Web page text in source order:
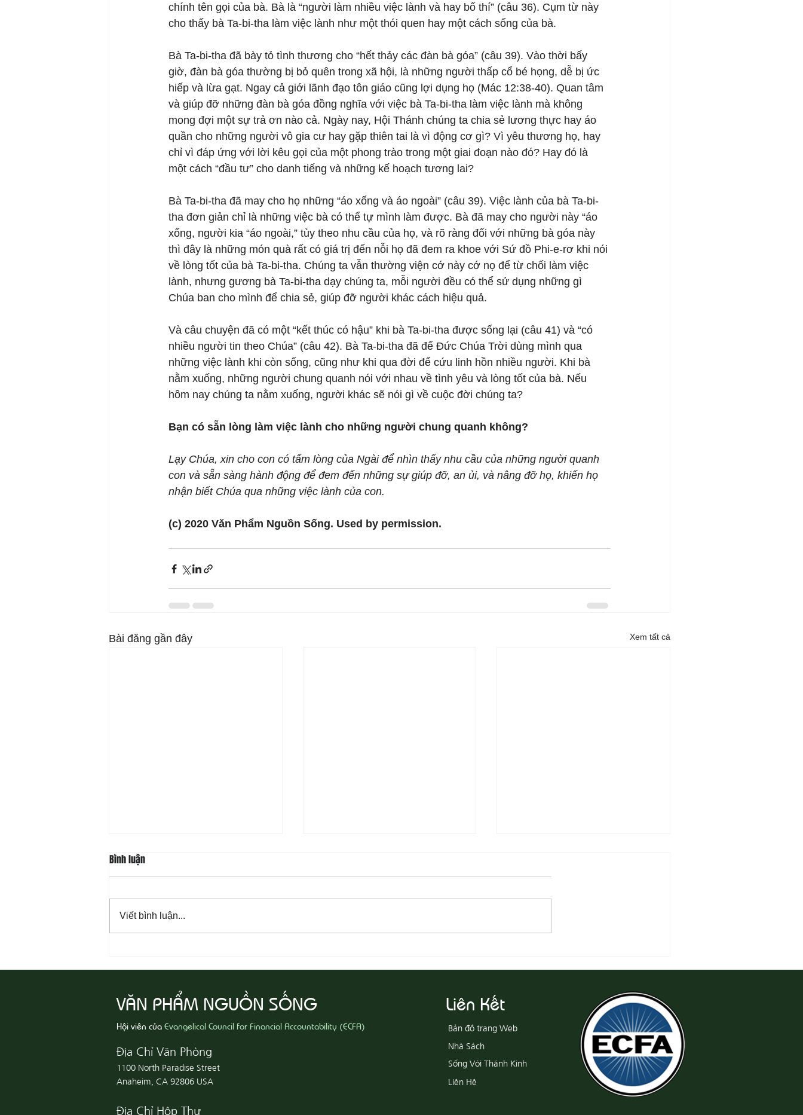
chính tên gọi của bà. Bà là “người làm nhiều việc lành và hay bố thí” (câu 36). Cụm từ này
cho thấy bà Ta-bi-tha làm việc lành như một thói quen hay một cách sống của bà.
Bà Ta-bi-tha đã bày tỏ tình thương cho “hết thảy các đàn bà góa” (câu 39). Vào thời bấy
giờ, đàn bà góa thường bị bỏ quên trong xã hội, là những người thấp cổ bé họng, dễ bị ức
hiếp và lừa gạt. Ngay cả giới lãnh đạo tôn giáo cũng lợi dụng họ (Mác 12:38-40). Quan tâm
và giúp đỡ những đàn bà góa đồng nghĩa với việc bà Ta-bi-tha làm việc lành mà không
mong đợi một sự trả ơn nào cả. Ngày nay, Hội Thánh chúng ta chia sẻ lương thực hay áo
quần cho những người vô gia cư hay gặp thiên tai là vì động cơ gì? Vì yêu thương họ, hay
chỉ vì đáp ứng với lời kêu gọi của một phong trào trong một giai đoạn nào đó? Hay đó là
một cách “đầu tư” cho danh tiếng và những kế hoạch tương lai?
Bà Ta-bi-tha đã may cho họ những “áo xống và áo ngoài” (câu 39). Việc lành của bà Ta-bi-
tha đơn giản chỉ là những việc bà có thể tự mình làm được. Bà đã may cho người này “áo
xống, người kia “áo ngoài,” tùy theo nhu cầu của họ, và rõ ràng đối với những bà góa này
thì đây là những món quà rất có giá trị đến nỗi họ đã đem ra khoe với Sứ đồ Phi-e-rơ khi nói
về lòng tốt của bà Ta-bi-tha. Chúng ta vẫn thường viện cớ này cớ nọ để từ chối làm việc
lành, nhưng gương bà Ta-bi-tha dạy chúng ta, mỗi người đều có thể sử dụng những gì
Chúa ban cho mình để chia sẻ, giúp đỡ người khác cách hiệu quả.
Và câu chuyện đã có một “kết thúc có hậu” khi bà Ta-bi-tha được sống lại (câu 41) và “có
nhiều người tin theo Chúa” (câu 42). Bà Ta-bi-tha đã để Đức Chúa Trời dùng mình qua
những việc lành khi còn sống, cũng như khi qua đời để cứu linh hồn nhiều người. Khi bà
nằm xuống, những người chung quanh nói với nhau về tình yêu và lòng tốt của bà. Nếu
hôm nay chúng ta nằm xuống, người khác sẽ nói gì về cuộc đời chúng ta?
Bạn có sẵn lòng làm việc lành cho những người chung quanh không?
Lạy Chúa, xin cho con có tấm lòng của Ngài để nhìn thấy nhu cầu của những người quanh
con và sẵn sàng hành động để đem đến những sự giúp đỡ, an ủi, và nâng đỡ họ, khiến họ
nhận biết Chúa qua những việc lành của con.
(c) 2020 Văn Phẩm Nguồn Sống. Used by permission.
Bài đăng gần đây Xem tất cả
Ác
Bình luận
Viết bình luận...
VĂN PHẨM NGUỒN SỐNG
Hội viên củaEvangelical Council for Financial Accountability (ECFA)
Địa Chỉ Văn Phòng
1100 North Paradise Street
Anaheim, CA 92806 USA
Địa Chỉ Hộp Thư
Liên Kết
Bản đồ trang Web
Nhà Sách
Sống Với Thánh Kinh
Liên Hệ